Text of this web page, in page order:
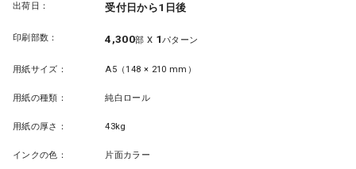
出荷日： 受付日から1日後
印刷部数： 4,300部 X 1パターン
用紙サイズ： A5（148 × 210 mm）
用紙の種類： 純白ロール
用紙の厚さ： 43kg
インクの色： 片面カラー